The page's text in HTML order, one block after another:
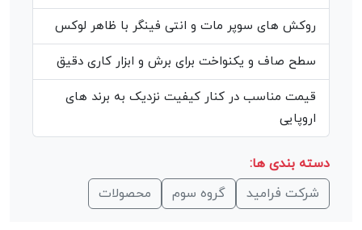
روکش های سوپر مات و انتی فینگر با ظاهر لوکس
سطح صاف و یکنواخت برای برش و ابزار کاری دقیق
قیمت مناسب در کنار کیفیت نزدیک به برند های
اروپایی
دسته بندی ها:
شرکت فرامید
گروه سوم محصولات